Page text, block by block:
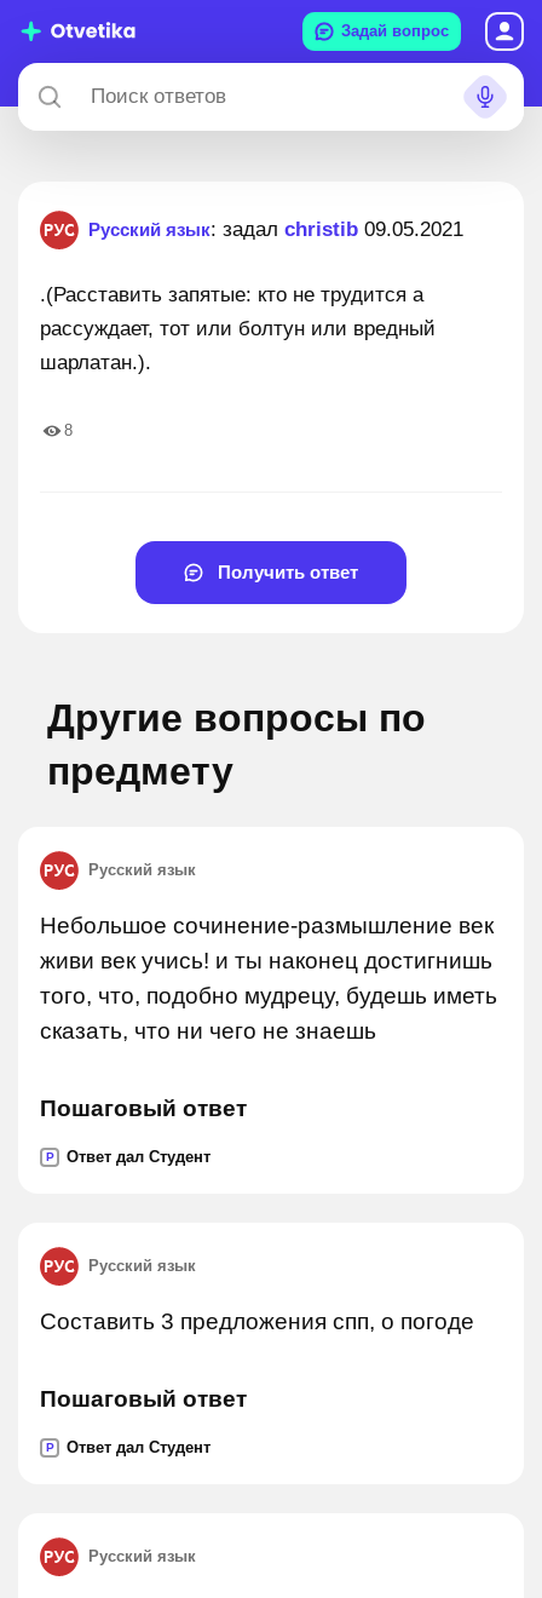
Задай вопрос
Русский язык: задал christib 09.05.2021
.(Расставить запятые: кто не трудится а
рассуждает, тот или болтун или вредный
шарлатан.).
8
Получить ответ
Другие вопросы по
предмету
Русский язык
Небольшое сочинение-размышление век
живи век учись! и ты наконец достигнишь
того, что, подобно мудрецу, будешь иметь
сказать, что ни чего не знаешь
Пошаговый ответ
P Ответ дал Студент
Русский язык
Составить 3 предложения спп, о погоде
Пошаговый ответ
P Ответ дал Студент
Русский язык